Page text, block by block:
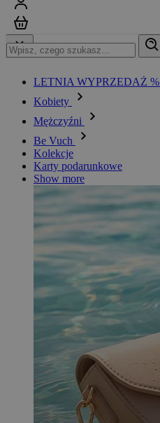
LETNIA WYPRZEDAŻ %
Kobiety
Mężczyźni
Be Vuch
Kolekcje
Karty podarunkowe
Show more